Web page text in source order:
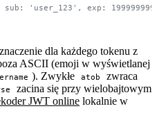
'user_123', exp:
dla każdego tokenu z
ASCII (emoji w wyświetlanej
). Zwykłe atob
zwraca
zacina się przy wielobajtowym
JWT online lokalnie w